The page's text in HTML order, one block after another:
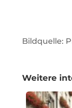
Bildquelle:
Weitere